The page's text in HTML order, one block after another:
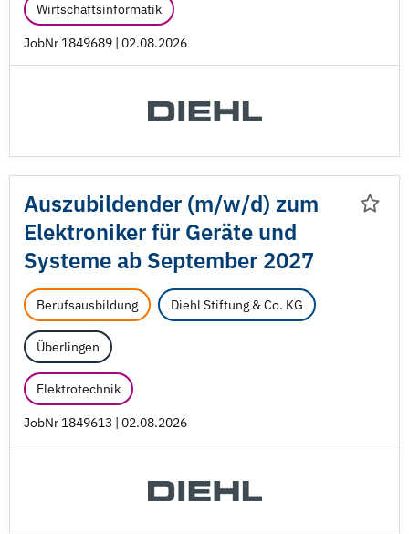
Wirtschaftsinformatik
JobNr 1849689 | 02.08.2026
Auszubildender (m/w/d) zum
Elektroniker für Geräte und
Systeme ab September 2027
Berufsausbildung Diehl Stiftung & Co. KG
Überlingen
Elektrotechnik
JobNr 1849613 | 02.08.2026